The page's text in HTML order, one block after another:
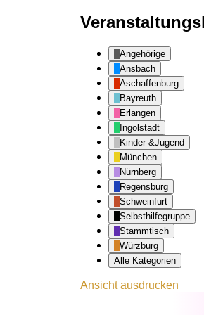
Angehörige
Ansbach
Aschaffenburg
Bayreuth
Erlangen
Ingolstadt
Kinder-&Jugend
München
Nürnberg
Regensburg
Schweinfurt
Selbsthilfegruppe
Stammtisch
Würzburg
Alle Kategorien
Ansichtausdrucken